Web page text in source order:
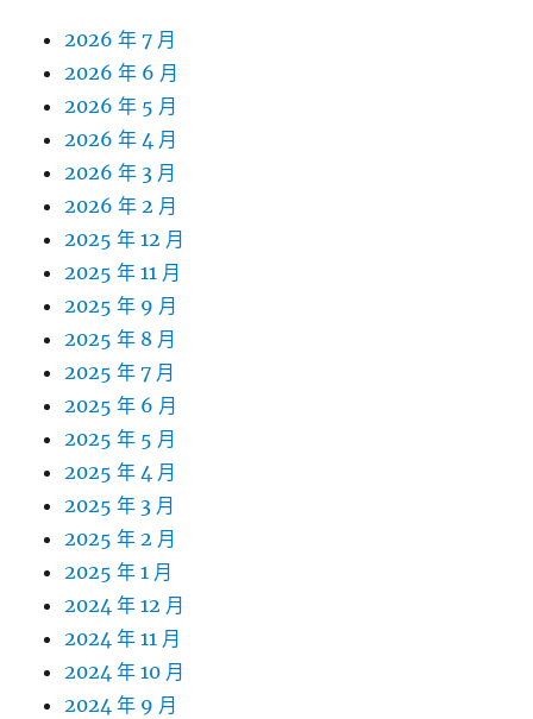
2026 年 7 月
2026 年 6 月
2026 年 5 月
2026 年 4 月
2026 年 3 月
2026 年 2 月
2025 年 12 月
2025 年 11 月
2025 年 9 月
2025 年 8 月
2025 年 7 月
2025 年 6 月
2025 年 5 月
2025 年 4 月
2025 年 3 月
2025 年 2 月
2025 年 1 月
2024 年 12 月
2024 年 11 月
2024 年 10 月
2024 年 9 月